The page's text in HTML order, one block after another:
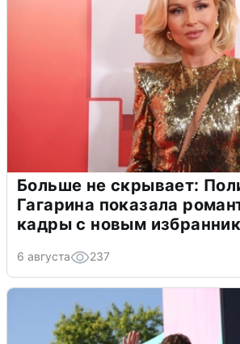
Больше не скрывает:
Гагарина показала
кадры с новым
6 августа 237